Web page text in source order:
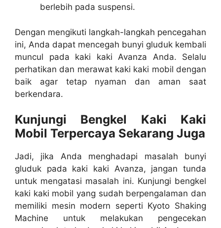
berlebih pada suspensi.
Dengan mengikuti langkah-langkah pencegahan
ini, Anda dapat mencegah bunyi gluduk kembali
muncul pada kaki kaki Avanza Anda. Selalu
perhatikan dan merawat kaki kaki mobil dengan
baik agar tetap nyaman dan aman saat
berkendara.
Kunjungi Bengkel Kaki Kaki
Mobil Terpercaya Sekarang Juga
Jadi, jika Anda menghadapi masalah bunyi
gluduk pada kaki kaki Avanza, jangan tunda
untuk mengatasi masalah ini. Kunjungi bengkel
kaki kaki mobil yang sudah berpengalaman dan
memiliki mesin modern seperti Kyoto Shaking
Machine untuk melakukan pengecekan